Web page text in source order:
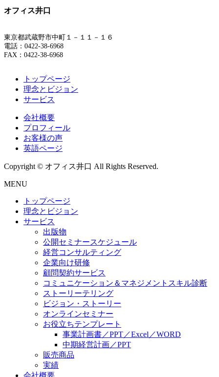
オフィス井口
東京都武蔵野市中町１－１１－１６
電話：0422-38-6968
FAX：0422-38-6968
トップページ
理念とビジョン
サービス
会社概要
プロフィール
お客様の声
英語ページ
Copyright © オフィス井口 All Rights Reserved.
MENU
トップページ
理念とビジョン
サービス
出版物
公開セミナースケジュール
経営コンサルティング
企業向け研修
顧問契約サービス
コミュニケーション＆マネジメントスキル診断
ストーリーテリング
ビジョン・ストーリー
オンラインセミナー
お役立ちテンプレート
事業計画書／PPT／Excel／WORD
中期経営計画／PPT
販売商品
実績